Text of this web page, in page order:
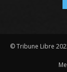
© Tribune Libre